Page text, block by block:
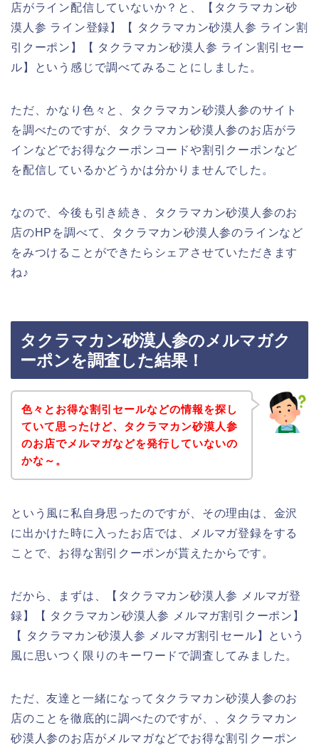
店がライン配信していないか？と、【タクラマカン砂
漠人参 ライン登録】【 タクラマカン砂漠人参 ライン割
引クーポン】【 タクラマカン砂漠人参 ライン割引セー
ル】という感じで調べてみることにしました。
ただ、かなり色々と、タクラマカン砂漠人参のサイト
を調べたのですが、タクラマカン砂漠人参のお店がラ
インなどでお得なクーポンコードや割引クーポンなど
を配信しているかどうかは分かりませんでした。
なので、今後も引き続き、タクラマカン砂漠人参のお
店のHPを調べて、タクラマカン砂漠人参のラインなど
をみつけることができたらシェアさせていただきます
ね♪
タクラマカン砂漠人参のメルマガク
ーポンを調査した結果！
色々とお得な割引セールなどの情報を探し
ていて思ったけど、タクラマカン砂漠人参
のお店でメルマガなどを発行していないの
かな～。
という風に私自身思ったのですが、その理由は、金沢
に出かけた時に入ったお店では、メルマガ登録をする
ことで、お得な割引クーポンが貰えたからです。
だから、まずは、【タクラマカン砂漠人参 メルマガ登
録】【 タクラマカン砂漠人参 メルマガ割引クーポン】
【 タクラマカン砂漠人参 メルマガ割引セール】という
風に思いつく限りのキーワードで調査してみました。
ただ、友達と一緒になってタクラマカン砂漠人参のお
店のことを徹底的に調べたのですが、、タクラマカン
砂漠人参のお店がメルマガなどでお得な割引クーポン